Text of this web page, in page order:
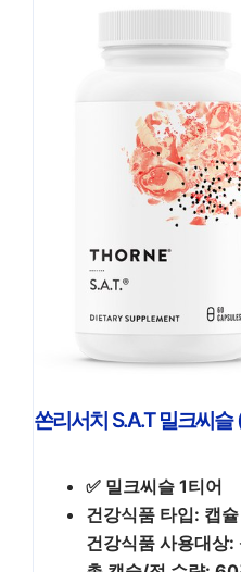
쏜리서치 S.A.T 밀크씨슬
✅ 밀크씨슬 1티어
건강식품 타입: 캡슐
건강식품 사용대상: